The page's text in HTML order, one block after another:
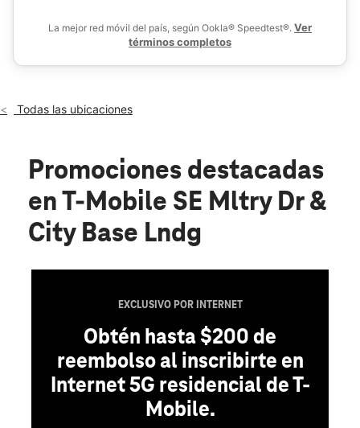
La mejor red móvil del país, según Ookla® Speedtest®. Ver
términos completos
Todas las ubicaciones
Promociones destacadas
en T-Mobile SE Mltry Dr &
City Base Lndg
EXCLUSIVO POR INTERNET
Obtén hasta $200 de
reembolso al inscribirte en
Internet 5G residencial de T-
Mobile.